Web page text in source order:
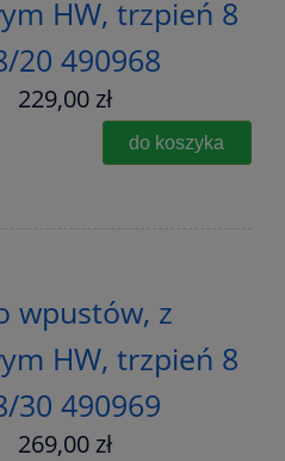
HW, trzpień 8
20 490968
229,00 zł
do koszyka
wpustów, z
HW, trzpień 8
30 490969
269,00 zł